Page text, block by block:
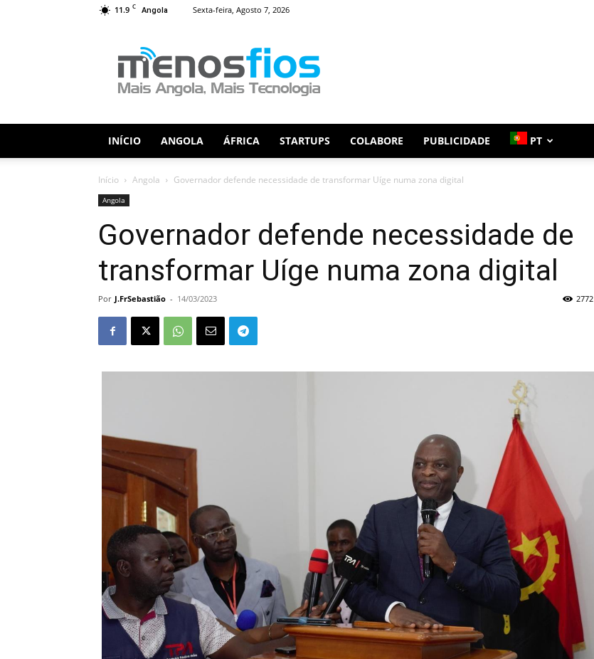
11.9 C Angola Sexta-feira, Agosto 7, 2026
Fios
INÍCIO ANGOLA ÁFRICA STARTUPS COLABORE PUBLICIDADE PT
Início Angola Governador defende necessidade de transformar Uíge numa zona digital
Angola
Governador defende necessidade de
transformar Uíge numa zona digital
Por J.FrSebastião - 14/03/2023 2772